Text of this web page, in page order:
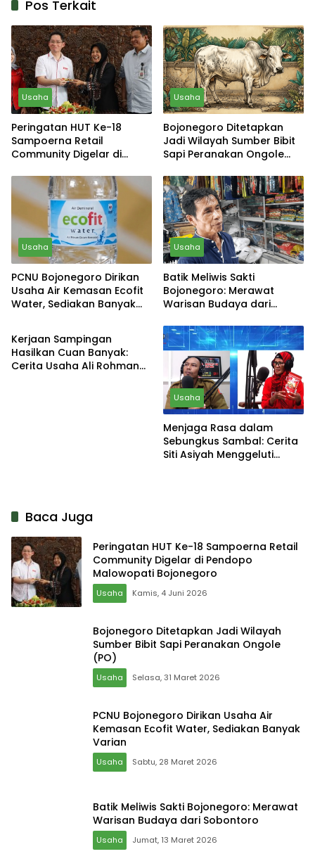
Pos Terkait
Usaha
Peringatan HUT Ke-18
Sampoerna Retail
Community Digelar di
Bojonegoro
Usaha
Bojonegoro Ditetapkan
Jadi Wilayah Sumber Bibit
Sapi Peranakan Ongole
Usaha
PCNU Bojonegoro Dirikan
Usaha Air Kemasan Ecofit
Water, Sediakan Banyak
Usaha
Batik Meliwis Sakti
Bojonegoro: Merawat
Warisan Budaya dari
Usaha
Kerjaan Sampingan
Hasilkan Cuan Banyak:
Cerita Usaha Ali Rohman
Usaha
Menjaga Rasa dalam
Sebungkus Sambal: Cerita
Siti Asiyah Menggeluti
Baca Juga
Peringatan HUT Ke-18 Sampoerna Retail
Community Digelar di Pendopo
Malowopati Bojonegoro
Usaha Kamis, 4 Juni 2026
Bojonegoro Ditetapkan Jadi Wilayah
Sumber Bibit Sapi Peranakan Ongole
(PO)
Usaha Selasa, 31 Maret 2026
PCNU Bojonegoro Dirikan Usaha Air
Kemasan Ecofit Water, Sediakan Banyak
Varian
Usaha Sabtu, 28 Maret 2026
Batik Meliwis Sakti Bojonegoro: Merawat
Warisan Budaya dari Sobontoro
Usaha Jumat, 13 Maret 2026